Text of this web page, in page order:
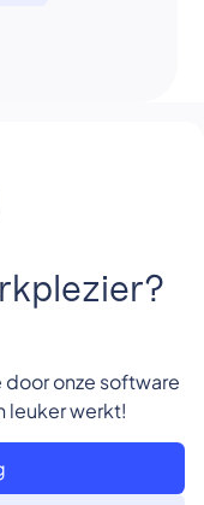
door onze software
leuker werkt!